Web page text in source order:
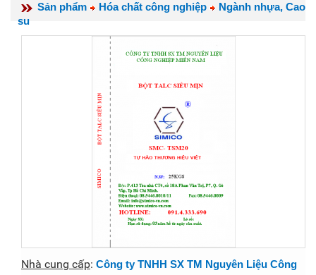
Sản phẩm Hóa chất công nghiệp
Ngành nhựa, Cao
su
Nhà cung cấp: Công ty TNHH SX TM Nguyên Liệu Công